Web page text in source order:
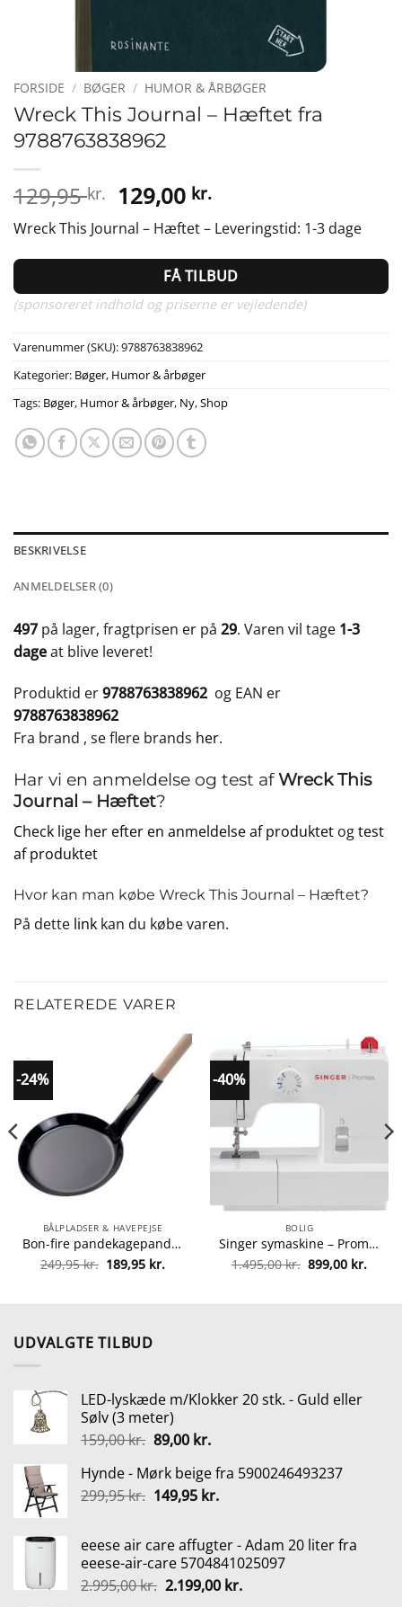
FORSIDE / BØGER / HUMOR & ÅRBØGER
Wreck This Journal – Hæftet fra
9788763838962
129,95kr. Den
oprindelige
pris
var:
129,95 kr..
129,00 kr.Den
aktuelle
pris
er:
129,00 kr..
Wreck This Journal – Hæftet – Leveringstid: 1-3 dage
FÅ TILBUD
(sponsoreret indhold og priserne er vejledende)
Varenummer (SKU):9788763838962
Kategorier: Bøger, Humor & årbøger
Tags: Bøger, Humor & årbøger, Ny,Shop
BESKRIVELSE
ANMELDELSER (0)
497 på lager, fragtprisen er på 29. Varen vil tage 1-3
dageat blive leveret!
Produktid er9788763838962 og EAN er
9788763838962
Fra brand , se flere brands her.
Har vi en anmeldelse og test afWreck This
Journal – Hæftet?
Check lige her efter en anmeldelse af produktet ogtest
af produktet
Hvor kan man købe Wreck This Journal – Hæftet?
På dette link kan du købe varen.
RELATEREDE VARER
-24%
BÅLPLADSER & HAVEPEJSE
Bon-fire pandekagepande fra Bon-fire 5708085100091
249,95kr. Den
oprindelige
249,95 kr..
189,95 kr.
aktuelle
189,95 kr..
-40%
BOLIG
Singer symaskine – Promise 1408 fra singer 374318830872
1.495,00kr. Den
oprindelige
1.495,00 kr..
899,00 kr.
UDVALGTE TILBUD
LED-lyskæde m/Klokker 20 stk. - Guld eller
Sølv (3 meter)
159,00kr. Den
pris
var:
89,00 kr.Den
pris
er:
Hynde - Mørk beige fra 5900246493237
299,95kr. Den
var:
299,95 kr..
149,95 kr.Den
er:
149,95 kr..
eeese air care affugter - Adam 20 liter fra
eeese-air-care 5704841025097
2.995,00kr. Den
2.199,00 kr.Den